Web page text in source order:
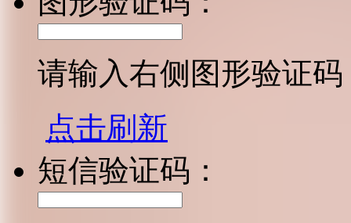
请输入右侧图形验证码
点击刷新
短信验证码：